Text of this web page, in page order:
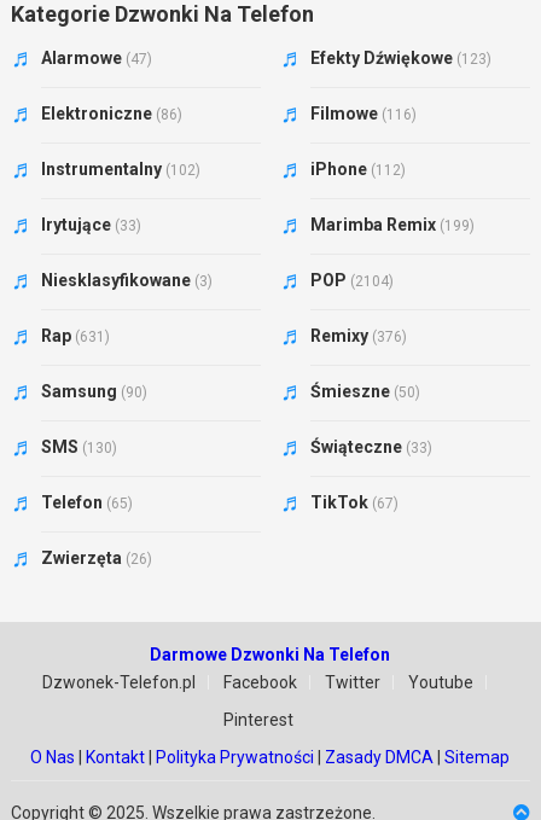
Kategorie Dzwonki Na Telefon
Alarmowe (47) Efekty Dźwiękowe (123)
Elektroniczne (86) Filmowe (116)
Instrumentalny (102) iPhone (112)
Irytujące (33) Marimba Remix (199)
Niesklasyfikowane (3) POP (2104)
Rap (631) Remixy (376)
Samsung (90) Śmieszne (50)
SMS (130) Świąteczne (33)
Telefon (65) TikTok (67)
Zwierzęta (26)
Darmowe Dzwonki Na Telefon
Dzwonek-Telefon.pl
Facebook Twitter
Youtube
Pinterest
O Nas
Kontakt Polityka Prywatności Zasady DMCA |Sitemap
Copyright © 2025. Wszelkie prawa zastrzeżone.